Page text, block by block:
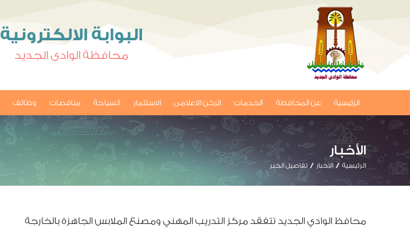
البوابة الالكترونية
محافظة الوادى الجديد
الرئيسية عن المحافظة الخدمات الركن الاعلامى الاستثمار السياحة مناقصات وظائف
الأخبار
الرئيسية الاخبار تفاصيل الخبر
محافظ الوادي الجديد تتفقد مركز التدريب المهني ومصنع الملابس الجاهزة بالخارجة